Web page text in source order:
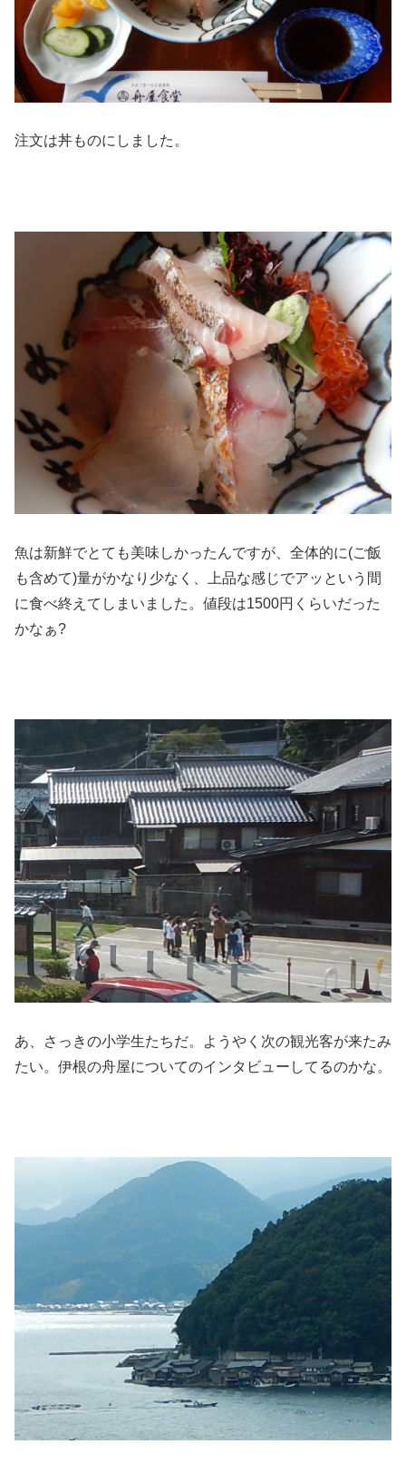
注文は丼ものにしました。
魚は新鮮でとても美味しかったんですが、全体的に(ご飯
も含めて)量がかなり少なく、上品な感じでアッという間
に食べ終えてしまいました。値段は1500円くらいだった
かなぁ?
あ、さっきの小学生たちだ。ようやく次の観光客が来たみ
たい。伊根の舟屋についてのインタビューしてるのかな。